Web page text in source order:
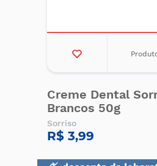
Creme Dental
Brancos 50g
Sorriso
R$ 3,99